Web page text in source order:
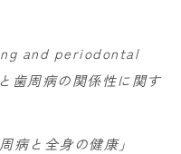
and periodontal
歯周病の関係性に関す
病と全身の健康」